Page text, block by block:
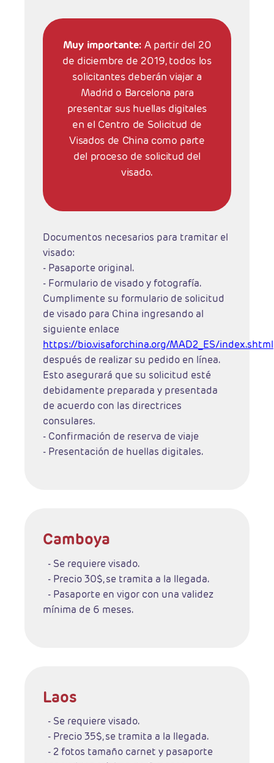
Muy importante: A partir del 20
de diciembre de 2019, todos los
solicitantes deberán viajar a
Madrid o Barcelona para
presentar sus huellas digitales
en el Centro de Solicitud de
Visados de China como parte
del proceso de solicitud del
visado.
Documentos necesarios para tramitar el
visado:
- Pasaporte original.
- Formulario de visado y fotografía.
Cumplimente su formulario de solicitud
de visado para China ingresando al
siguiente enlace
https://bio.visaforchina.org/MAD2_ES/index.shtml
después de realizar su pedido en línea.
Esto asegurará que su solicitud esté
debidamente preparada y presentada
de acuerdo con las directrices
consulares.
- Confirmación de reserva de viaje
- Presentación de huellas digitales.
Camboya
- Se requiere visado.
- Precio 30$, se tramita a la llegada.
- Pasaporte en vigor con una validez
mínima de 6 meses.
Laos
- Se requiere visado.
- Precio 35$, se tramita a la llegada.
- 2 fotos tamaño carnet y pasaporte